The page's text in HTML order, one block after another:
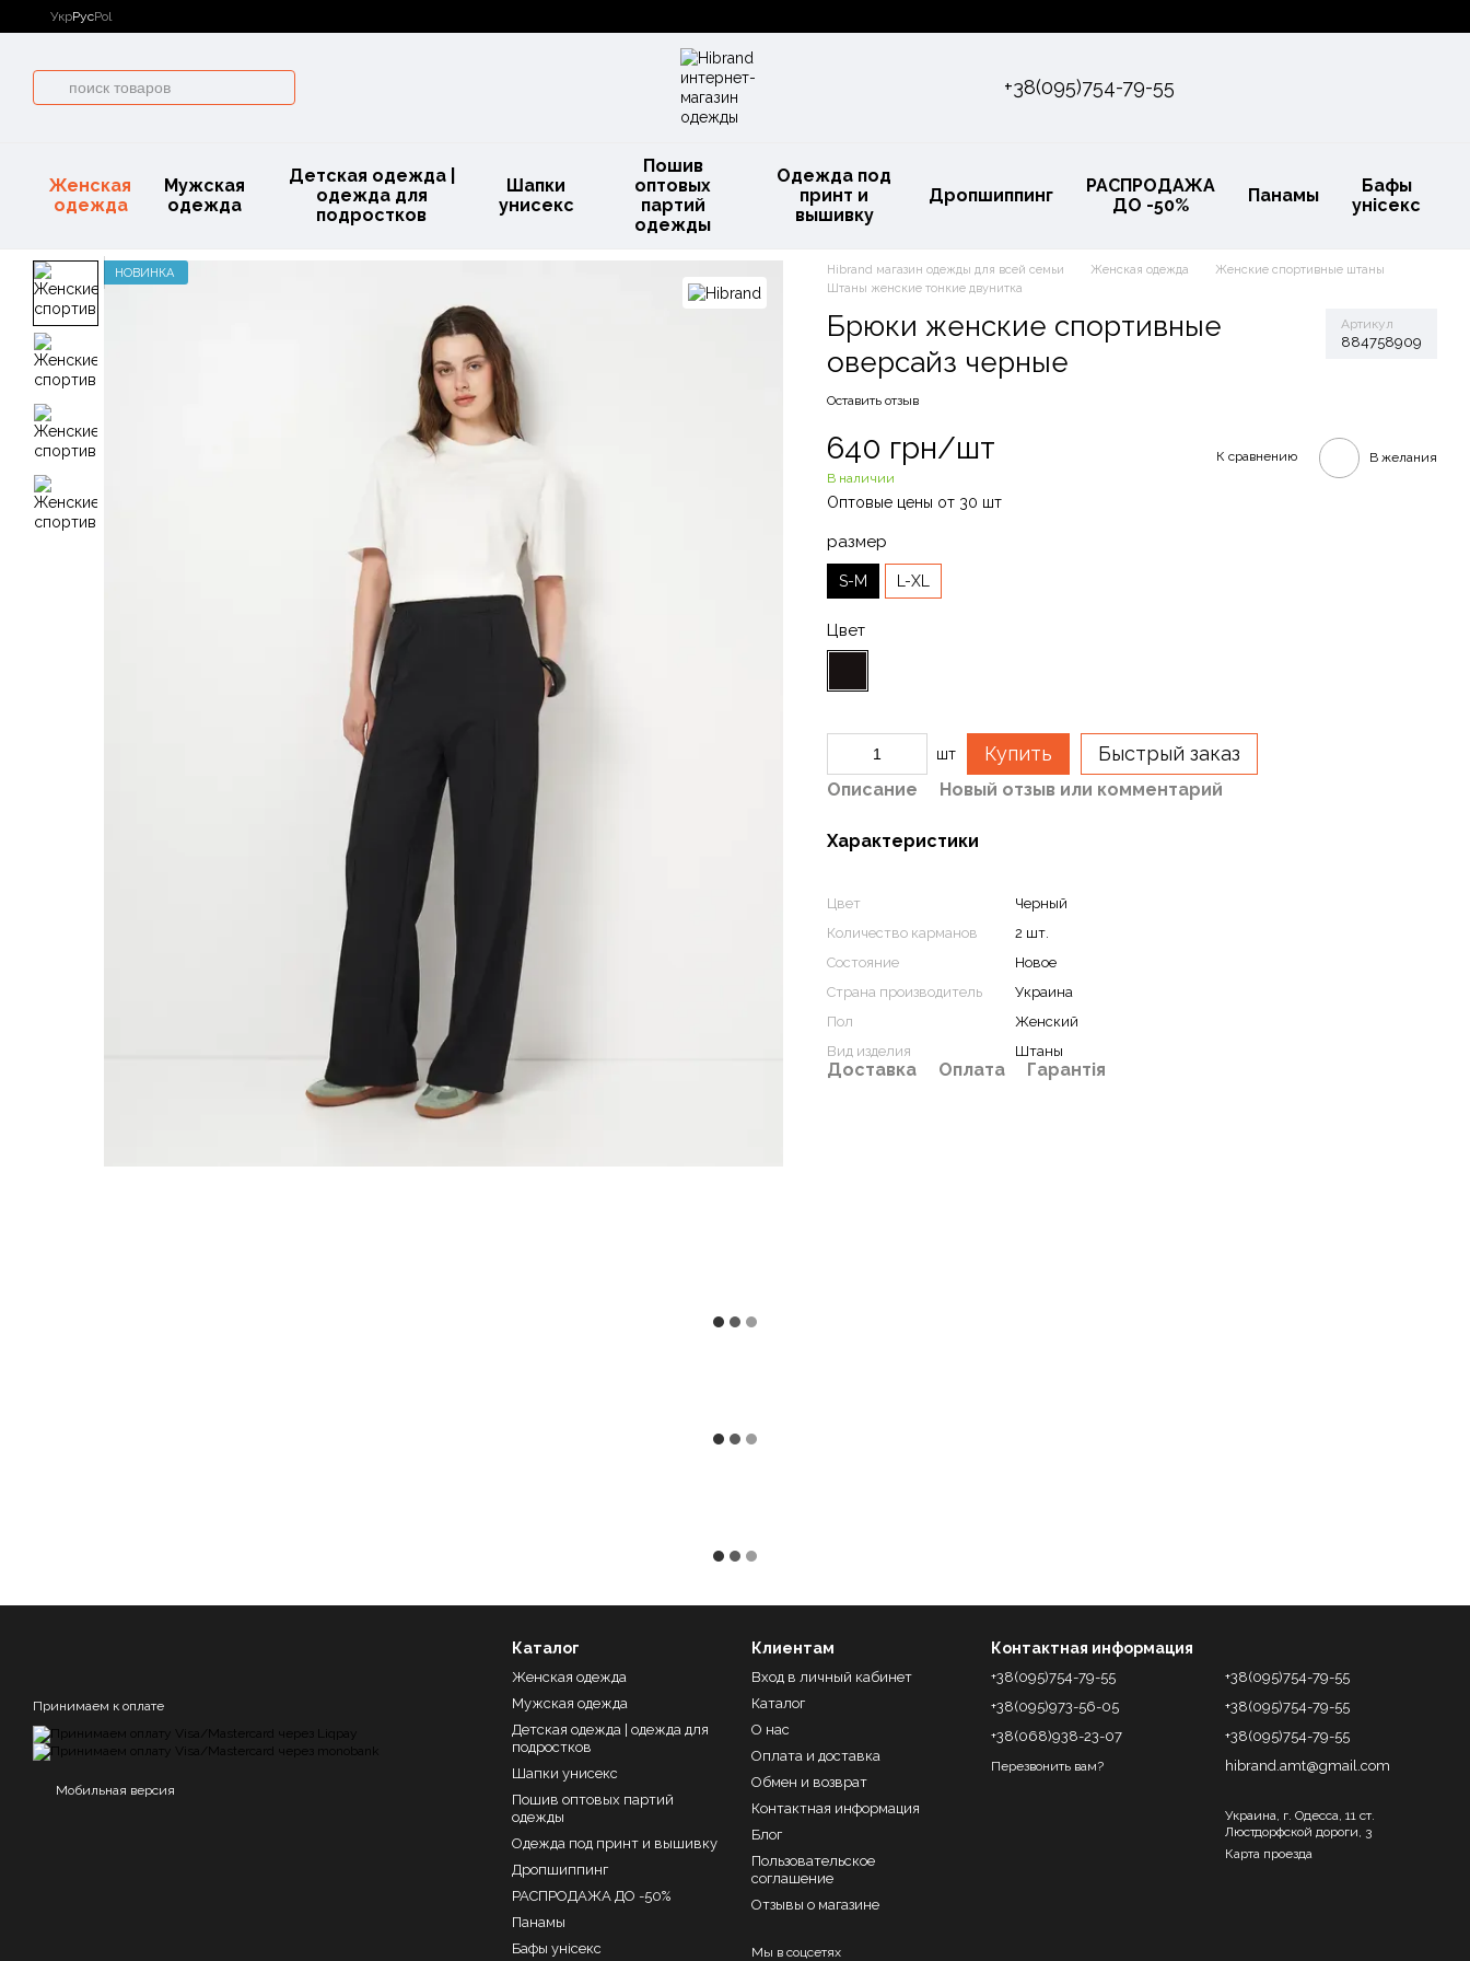
Перейти к основному контенту
УкрРусPol
+38(095)754-79-55
Женская
одежда
Мужская
одежда
Детская одежда |
одежда для
подростков
Шапки
унисекс
Пошив
оптовых
партий
одежды
Одежда под
принт и
вышивку
Дропшиппинг
РАСПРОДАЖА
ДО -50%
Панамы
Бафы
унісекс
НОВИНКА Hibrand магазин одежды для всей семьи Женская одежда
Женские спортивные штаны
Штаны женские тонкие двунитка
Брюки женские спортивные
оверсайз черные
Артикул
884758909
Оставить отзыв
640 грн/шт
В наличии
К сравнению В желания
Оптовые цены от 30 шт
размер
S-M L-XL
Цвет
шт Купить Быстрый заказ
Описание Новый отзыв или комментарий
Характеристики
Цвет
Черный
Количество карманов
2 шт.
Состояние
Новое
Страна производитель
Украина
Пол
Женский
Вид изделия
Штаны
Доставка Оплата Гарантія
Принимаем к оплате
Мобильная версия
Каталог
Женская одежда
Мужская одежда
Детская одежда | одежда для
подростков
Шапки унисекс
Пошив оптовых партий
одежды
Одежда под принт и вышивку
Дропшиппинг
РАСПРОДАЖА ДО -50%
Панамы
Бафы унісекс
Клиентам
Вход в личный кабинет
Каталог
О нас
Оплата и доставка
Обмен и возврат
Контактная информация
Блог
Пользовательское
соглашение
Отзывы о магазине
Мы в соцсетях
Контактная информация
+38(095)754-79-55
+38(095)973-56-05
+38(068)938-23-07
Перезвонить вам?
+38(095)754-79-55
+38(095)754-79-55
+38(095)754-79-55
hibrand.amt@gmail.com
Украина, г. Одесса, 11 ст.
Люстдорфской дороги, 3
Карта проезда